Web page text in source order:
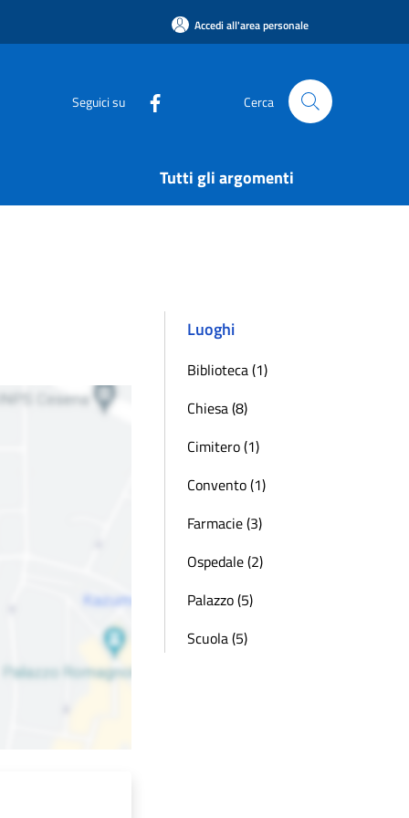
Accedi all'area personale
Seguici su Cerca
Tutti gli argomenti
Luoghi
Biblioteca (1)
Chiesa (8)
Cimitero (1)
Convento (1)
Farmacie (3)
Ospedale (2)
Palazzo (5)
Scuola (5)